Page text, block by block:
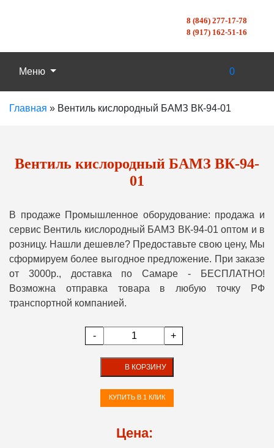
8 (846) 277-17-78
8 (917) 162-51-16
Меню 0
Главная » Вентиль кислородный БАМЗ ВК-94-01
Вентиль кислородный БАМЗ ВК-94-
01
В продаже Промышленное оборудование: продажа и
сервис Вентиль кислородный БАМЗ ВК-94-01 оптом и в
розницу. Нашли дешевле? Предоставьте свою цену, Мы
сформируем более выгодное предложение. При заказе
от 3000р., доставка по Самаре - БЕСПЛАТНО!
Возможна отправка товара в любую точку РФ
транспортной компанией.
- +
В КОРЗИНУ
КУПИТЬ В 1 КЛИК
Цена: